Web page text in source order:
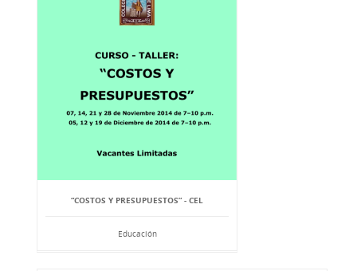
“COSTOS Y PRESUPUESTOS” - CEL
Educación